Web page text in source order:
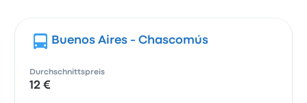
Buenos Aires - Chascomús
Durchschnittspreis
12 €